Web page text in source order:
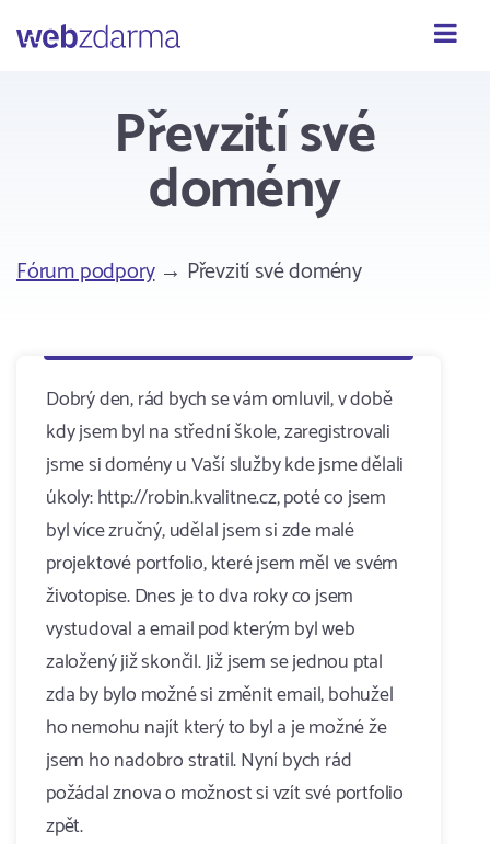
Webzdarma
Převzití své
domény
Fórum podpory→ Převzití své domény
Dobrý den, rád bych se vám omluvil, v době
kdy jsem byl na střední škole, zaregistrovali
jsme si domény u Vaší služby kde jsme dělali
úkoly: http://robin.kvalitne.cz, poté co jsem
byl více zručný, udělal jsem si zde malé
projektové portfolio, které jsem měl ve svém
životopise. Dnes je to dva roky co jsem
vystudoval a email pod kterým byl web
založený již skončil. Již jsem se jednou ptal
zda by bylo možné si změnit email, bohužel
ho nemohu najít který to byl a je možné že
jsem ho nadobro stratil. Nyní bych rád
požádal znova o možnost si vzít své portfolio
zpět.